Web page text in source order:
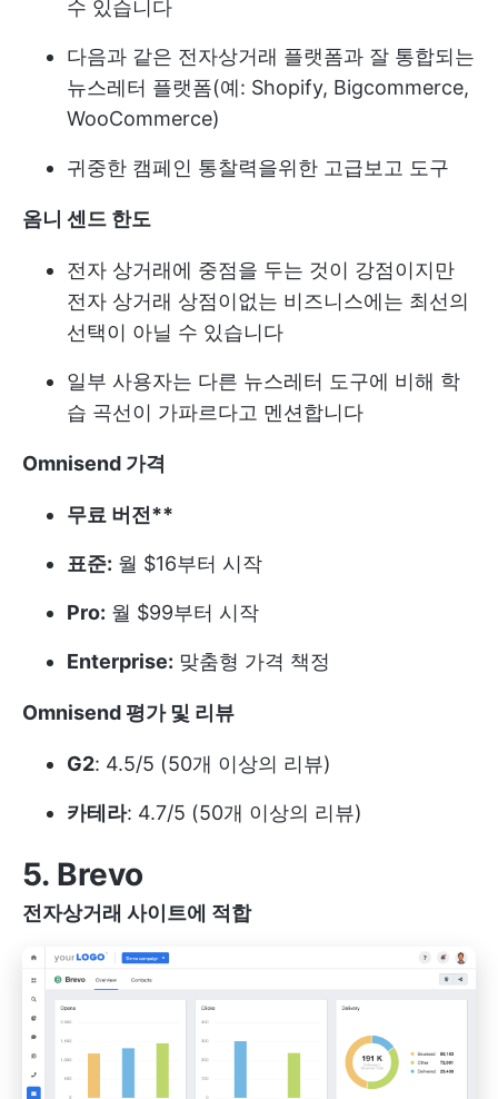
수 있습니다
다음과 같은 전자상거래 플랫폼과 잘 통합되는
뉴스레터 플랫폼(예: Shopify, Bigcommerce,
WooCommerce)
귀중한 캠페인 통찰력을위한 고급보고 도구
옴니 센드 한도
전자 상거래에 중점을 두는 것이 강점이지만
전자 상거래 상점이없는 비즈니스에는 최선의
선택이 아닐 수 있습니다
일부 사용자는 다른 뉴스레터 도구에 비해 학
습 곡선이 가파르다고 멘션합니다
Omnisend 가격
무료 버전**
표준: 월 $16부터 시작
Pro: 월 $99부터 시작
Enterprise: 맞춤형 가격 책정
Omnisend 평가 및 리뷰
G2: 4.5/5 (50개 이상의 리뷰)
카테라: 4.7/5 (50개 이상의 리뷰)
5. Brevo
전자상거래 사이트에 적합